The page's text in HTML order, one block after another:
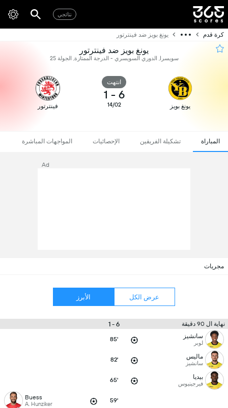
نتائجي
كرة قدم يونغ بويز ضد فينترتور
يونغ بويز ضد فينترتور
سويسرا, الدوري السويسري - الدرجة الممتازة, الجولة 25
يونغ بويز
انتهت
6
-
1
14/02 فينترتور
المباراة تشكيلة الفريقين الإحصائيات المواجهات المباشرة
Ad
مجريات
عرض الكل الأبرز
نهاية ال 90 دقيقة 6 - 1
سانشيز
لوبر 85'
ماليس
سانشيز 82'
بيديا
فيرجينيوس 65'
59'
Buess
A. Hunziker